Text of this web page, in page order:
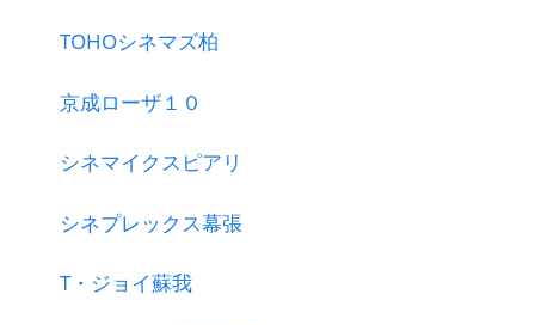
TOHOシネマズ柏
京成ローザ１０
シネマイクスピアリ
シネプレックス幕張
T・ジョイ蘇我